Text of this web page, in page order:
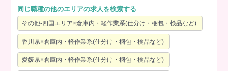
同じ職種の他のエリアの求人を検索する
その他-四国エリア×倉庫内・軽作業系(仕分け・梱包・検品など)
香川県×倉庫内・軽作業系(仕分け・梱包・検品など)
愛媛県×倉庫内・軽作業系(仕分け・梱包・検品など)